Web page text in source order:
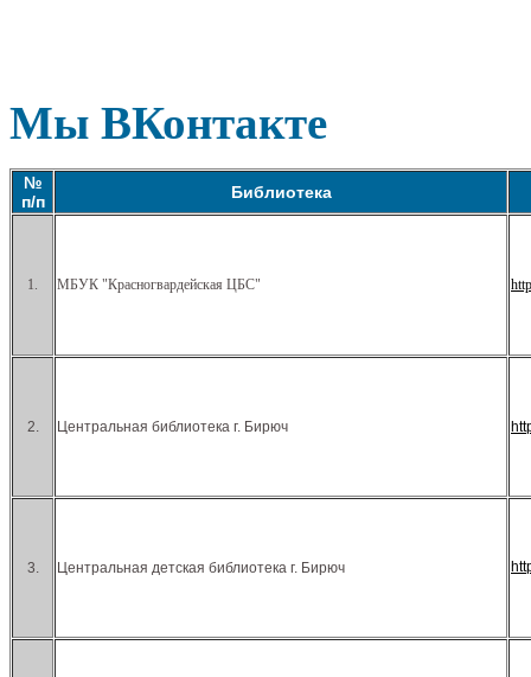
Мы ВКонтакте
№
п/п
Библиотека
1. МБУК "Красногвардейская ЦБС"
2. Центральная библиотека г. Бирюч
3. Центральная детская библиотека г. Бирюч